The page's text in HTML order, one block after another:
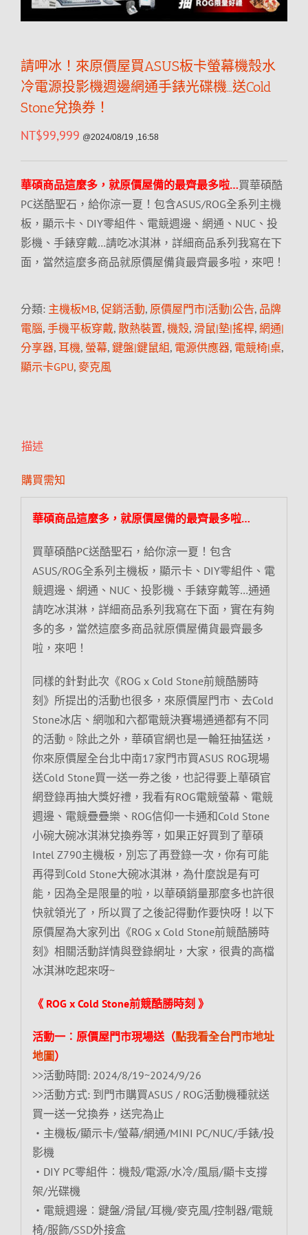
請呷冰！來原價屋買ASUS板卡螢幕機殼水
冷電源投影機週邊網通手錶光碟機…送Cold
Stone兌換券！
NT$99,999 @2024/08/19 ,16:58
華碩商品這麼多，就原價屋備的最齊最多啦…買華碩酷
PC送酷聖石，給你涼一夏！包含ASUS/ROG全系列主機
板，顯示卡、DIY零組件、電競週邊、網通、NUC、投
影機、手錶穿戴…請吃冰淇淋，詳細商品系列我寫在下
面，當然這麼多商品就原價屋備貨最齊最多啦，來吧！
分類: 主機板MB, 促銷活動, 原價屋門市|活動|公告, 品牌
電腦, 手機平板穿戴, 散熱裝置, 機殼, 滑鼠|墊|搖桿, 網通|
分享器, 耳機, 螢幕, 鍵盤|鍵鼠組, 電源供應器, 電競椅|桌,
顯示卡GPU, 麥克風
描述
購買需知
華碩商品這麼多，就原價屋備的最齊最多啦…
買華碩酷PC送酷聖石，給你涼一夏！包含
ASUS/ROG全系列主機板，顯示卡、DIY零組件、電
競週邊、網通、NUC、投影機、手錶穿戴等…通通
請吃冰淇淋，詳細商品系列我寫在下面，實在有夠
多的多，當然這麼多商品就原價屋備貨最齊最多
啦，來吧！
同樣的針對此次《ROG x Cold Stone前競酷勝時
刻》所提出的活動也很多，來原價屋門市、去Cold
Stone冰店、網咖和六都電競決賽場通通都有不同
的活動。除此之外，華碩官網也是一輪狂抽猛送，
你來原價屋全台北中南17家門市買ASUS ROG現場
送Cold Stone買一送一券之後，也記得要上華碩官
網登錄再抽大獎好禮，我看有ROG電競螢幕、電競
週邊、電競疊疊樂、ROG信仰一卡通和Cold Stone
小碗大碗冰淇淋兌換券等，如果正好買到了華碩
Intel Z790主機板，別忘了再登錄一次，你有可能
再得到Cold Stone大碗冰淇淋，為什麼說是有可
能，因為全是限量的啦，以華碩銷量那麼多也許很
快就領光了，所以買了之後記得動作要快呀！以下
原價屋為大家列出《ROG x Cold Stone前競酷勝時
刻》相關活動詳情與登錄網址，大家，很貴的高檔
冰淇淋吃起來呀~
《 ROG x Cold Stone前競酷勝時刻 》
活動一︰原價屋門市現場送（點我看全台門市地址
地圖）
>>活動時間: 2024/8/19~2024/9/26
>>活動方式: 到門市購買ASUS / ROG活動機種就送
買一送一兌換券，送完為止
‧主機板/顯示卡/螢幕/網通/MINI PC/NUC/手錶/投
影機
‧DIY PC零組件︰機殼/電源/水冷/風扇/顯卡支撐
架/光碟機
‧電競週邊︰鍵盤/滑鼠/耳機/麥克風/控制器/電競
椅/服飾/SSD外接盒